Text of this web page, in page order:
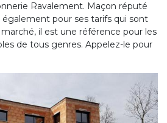
Ravalement. Maçon réputé
pour ses tarifs qui sont
il est une référence pour les
de tous genres. Appelez-le pour